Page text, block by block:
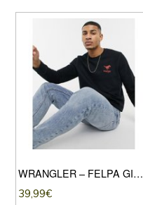
WRANGLER – FELPA GIROCOLLO-NERO
39,99€